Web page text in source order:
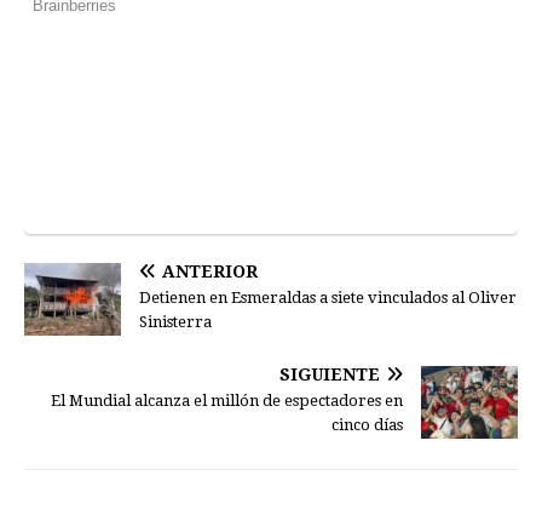
ANTERIOR
Detienen en Esmeraldas a siete vinculados al Oliver
Sinisterra
SIGUIENTE
El Mundial alcanza el millón de espectadores en
cinco días